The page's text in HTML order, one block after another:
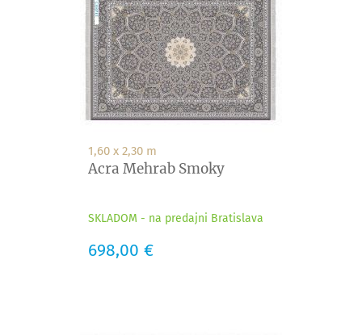
1,60 x 2,30 m
Acra Mehrab Smoky
SKLADOM - na predajni Bratislava
Cena
698,00 €